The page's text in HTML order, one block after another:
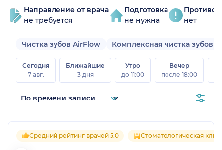
Направление от врача
не требуется
Подготовка
не нужна
нет
Чистка зубов AirFlow Комплексная чистка зубов
Сегодня
7 авг.
Ближайшие
3 дня
Утро
до 11:00
Вечер
после 18:00
Средний рейтинг врачей 5.0 Стоматологическая